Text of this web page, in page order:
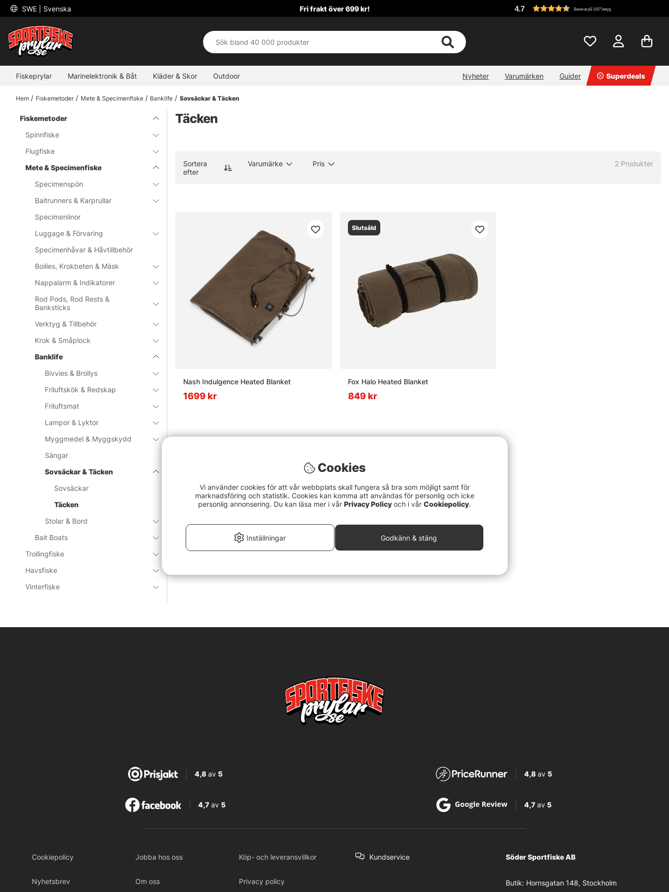
SWE | Svenska Fri frakt över 699 kr! 4.7 Baserat på 1157 betyg
Fiskeprylar Marinelektronik & Båt Kläder & Skor Outdoor Nyheter Varumärken Guider Superdeals
Hem Fiskemetoder Mete & Specimenfiske Banklife Sovsäckar & Täcken
Fiskemetoder
Spinnfiske
Flugfiske
Mete & Specimenfiske
Specimenspön
Baitrunners & Karprullar
Specimenlinor
Luggage & Förvaring
Specimenhåvar & Håvtillbehör
Boilies, Krokbeten & Mäsk
Nappalarm & Indikatorer
Rod Pods, Rod Rests &
Banksticks
Verktyg & Tillbehör
Krok & Småplock
Banklife
Bivvies & Brollys
Friluftskök & Redskap
Friluftsmat
Lampor & Lyktor
Myggmedel & Myggskydd
Sängar
Sovsäckar & Täcken
Sovsäckar
Täcken
Stolar & Bord
Bait Boats
Trollingfiske
Havsfiske
Vinterfiske
Täcken
Sortera
efter
Varumärke Pris 2 Produkter
Nash Indulgence Heated Blanket
1699 kr
Slutsåld
Fox Halo Heated Blanket
849 kr
4,8 av5 4,8av 5
4,7av 5 4,7av 5
Cookiepolicy Jobba hos oss Köp- och leveransvillkor
Nyhetsbrev Om oss Privacy policy
Kundservice Söder Sportfiske AB
Butik: Hornsgatan 148, Stockholm
Cookies
Vi använder cookies för att vår webbplats skall fungera så bra som möjligt samt för
marknadsföring och statistik. Cookies kan komma att användas för personlig och icke
personlig annonsering. Du kan läsa mer i vår Privacy Policy och i vår Cookiepolicy.
Inställningar Godkänn & stäng